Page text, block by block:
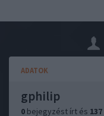
ADATOK
gphilip
0 bejegyzést írt és 137